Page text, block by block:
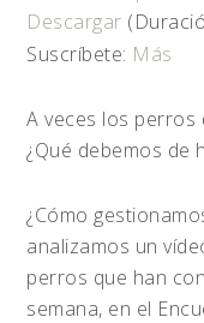
Descargar
Suscríbete: Más
A veces los perros
¿Qué debemos de
¿Cómo
analizamos un
perros que han
semana, en el